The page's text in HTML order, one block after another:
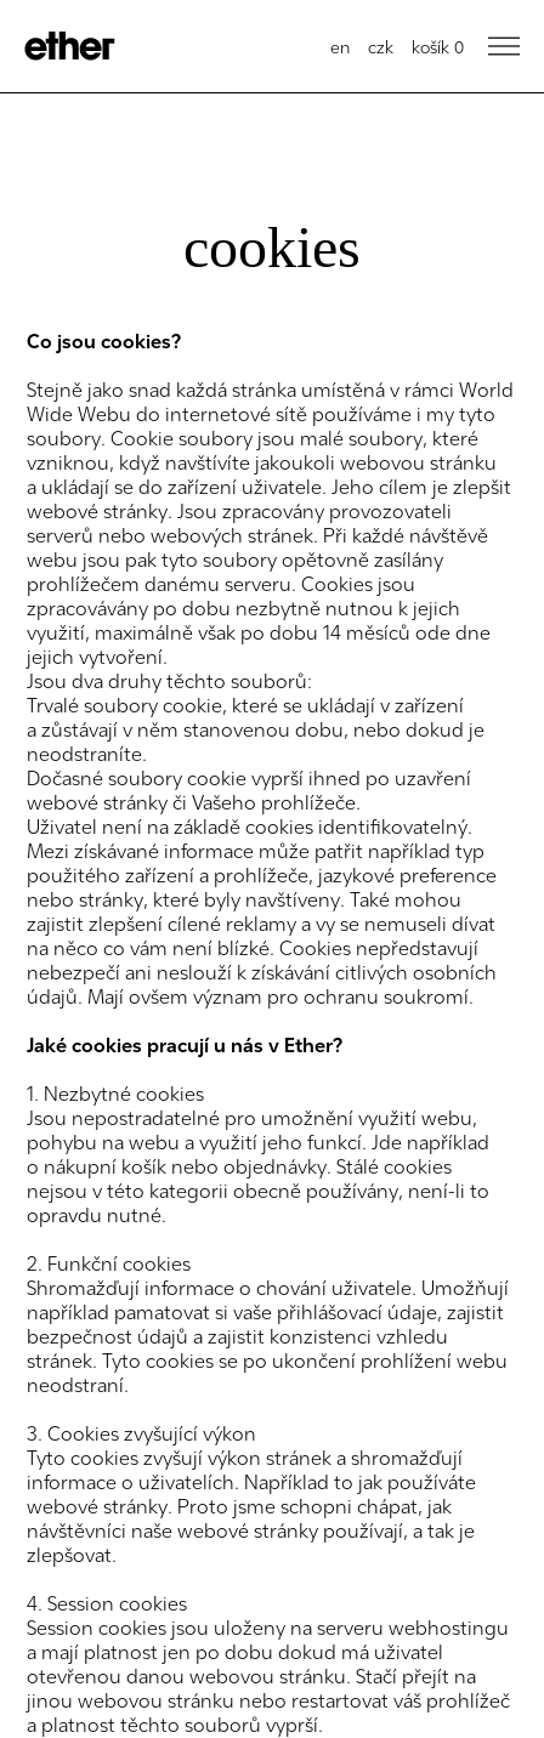
en czk košík 0
cookies
Co jsou cookies?
Stejně jako snad každá stránka umístěná v rámci World
Wide Webu do internetové sítě používáme i my tyto
soubory. Cookie soubory jsou malé soubory, které
vzniknou, když navštívíte jakoukoli webovou stránku
a ukládají se do zařízení uživatele. Jeho cílem je zlepšit
webové stránky. Jsou zpracovány provozovateli
serverů nebo webových stránek. Při každé návštěvě
webu jsou pak tyto soubory opětovně zasílány
prohlížečem danému serveru. Cookies jsou
zpracovávány po dobu nezbytně nutnou k jejich
využití, maximálně však po dobu 14 měsíců ode dne
jejich vytvoření.
Jsou dva druhy těchto souborů:
Trvalé soubory cookie, které se ukládají v zařízení
a zůstávají v něm stanovenou dobu, nebo dokud je
neodstraníte.
Dočasné soubory cookie vyprší ihned po uzavření
webové stránky či Vašeho prohlížeče.
Uživatel není na základě cookies identifikovatelný.
Mezi získávané informace může patřit například typ
použitého zařízení a prohlížeče, jazykové preference
nebo stránky, které byly navštíveny. Také mohou
zajistit zlepšení cílené reklamy a vy se nemuseli dívat
na něco co vám není blízké. Cookies nepředstavují
nebezpečí ani neslouží k získávání citlivých osobních
údajů. Mají ovšem význam pro ochranu soukromí.
Jaké cookies pracují u nás v Ether?
1. Nezbytné cookies
Jsou nepostradatelné pro umožnění využití webu,
pohybu na webu a využití jeho funkcí. Jde například
o nákupní košík nebo objednávky. Stálé cookies
nejsou v této kategorii obecně používány, není-li to
opravdu nutné.
2. Funkční cookies
Shromažďují informace o chování uživatele. Umožňují
například pamatovat si vaše přihlášovací údaje, zajistit
bezpečnost údajů a zajistit konzistenci vzhledu
stránek. Tyto cookies se po ukončení prohlížení webu
neodstraní.
3. Cookies zvyšující výkon
Tyto cookies zvyšují výkon stránek a shromažďují
informace o uživatelích. Například to jak používáte
webové stránky. Proto jsme schopni chápat, jak
návštěvníci naše webové stránky používají, a tak je
zlepšovat.
4. Session cookies
Session cookies jsou uloženy na serveru webhostingu
a mají platnost jen po dobu dokud má uživatel
otevřenou danou webovou stránku. Stačí přejít na
jinou webovou stránku nebo restartovat váš prohlížeč
a platnost těchto souborů vyprší.